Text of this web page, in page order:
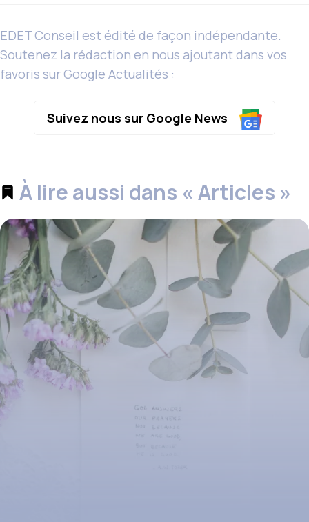
EDET Conseil est édité de façon indépendante.
Soutenez la rédaction en nous ajoutant dans vos
favoris sur Google Actualités :
Suivez nous sur Google News
À lire aussi dans « Articles »